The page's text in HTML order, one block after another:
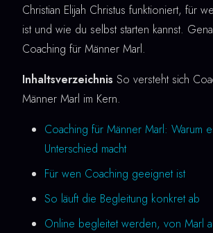
Christian Elijah Christus funktioniert, für
ist und wie du selbst starten kannst.
Coaching für Männer Marl.
Inhaltsverzeichnis So versteht sich
Männer Marl im Kern.
Coaching für Männer Marl: Warum
Unterschied macht
Für wen Coaching geeignet ist
So läuft die Begleitung konkret ab
Online begleitet werden, von Marl